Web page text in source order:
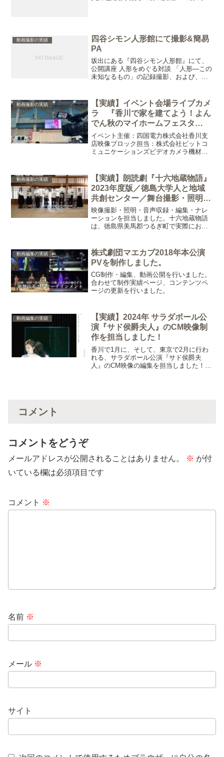
動画撮影の実績
四谷シモン人形館にて撮影&簡易
PA
坂出にある『四谷シモン人形館』にて、
公開講座 人形をめぐる対談 「人形―この
未知なるもの」の記録撮影、および、簡
Z190」を3台フル投入。最新機種&使い慣
れた...
動画撮影の実績
【実績】イベント会場ライブカメ
ラ 『香川で家を建てよう！よん
でん秋のマイホームフェスタ
2025』
イベント主催：四国電力株式会社香川支
店映像ブロック担当：株式会社ビットコ
ミュニケーションズビデオカメラ機材提
県高松市にあるサンメッセ香川大展示場
を中心に...
動画撮影の実績
【実績】朗読劇『十六地蔵物語』
2023年度版／徳島大学人と地域
共創センター／舞台撮影・照明・
編集・ナレーション
映像撮影・照明・音声収録・編集・ナレ
ーションを担当しました。十六地蔵物語
は、徳島県美馬郡つるぎ町で実際におき
の男児29人が空襲を逃れて疎開してきま
した。この疎開という...
動画編集の実績
株式劇団マエカブ2018年本公演
PVを制作しました。
CG制作・編集、動画公開を行いました。
合わせて制作実績ページ、コンテンツペ
ージの更新を行いました。
動画編集の実績
【実績】2024年 サラダボール公
演『サド侯爵夫人』のCM映像制
作を担当しました！
香川で1月に、そして、東京で2月に行わ
れる、サラダボール公演『サド侯爵夫
人』のCM映像の編集を担当しました！
コメント
コメントをどうぞ
メールアドレスが公開されることはありません。 ※ が付
いている欄は必須項目です
コメント ※
名前 ※
メール ※
サイト